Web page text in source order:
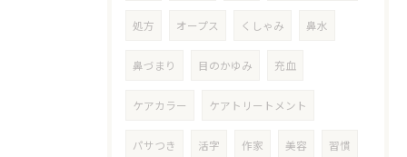
処方 オープス くしゃみ 鼻水
鼻づまり 目のかゆみ 充血
ケアカラー ケアトリートメント
パサつき 活字 作家 美容 習慣